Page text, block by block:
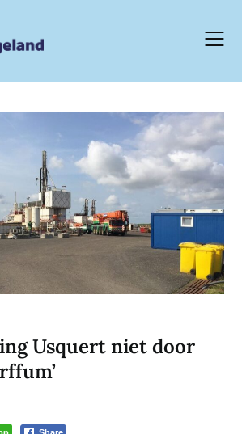
Usquert niet door